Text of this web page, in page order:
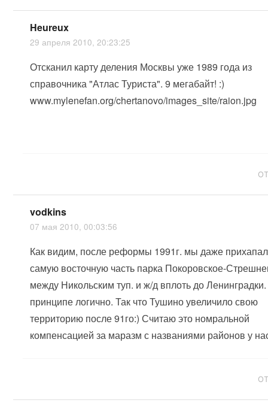
Heureux
29 апреля 2010, 20:23:25
Отсканил карту деления Москвы уже 1989 года из
справочника "Атлас Туриста". 9 мегабайт! :)
www.mylenefan.org/chertanovo/images_site/raion.jpg
vodkins
07 мая 2010, 00:03:56
Как видим, после реформы 1991г. мы даже
самую восточную часть парка Покоровское-
между Никольским туп. и ж/д вплоть до
принципе логично. Так что Тушино увеличило свою
территорию после 91го:) Считаю это номральной
компенсацией за маразм с названиями районов у